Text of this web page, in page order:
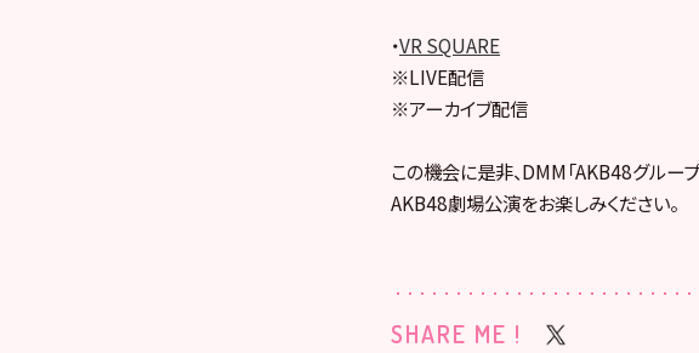
・VR SQUARE
※LIVE配信
※アーカイブ配信
この機会に是非、DMM「AKB48グルー
AKB48劇場公演をお楽しみください。
SHARE ME !